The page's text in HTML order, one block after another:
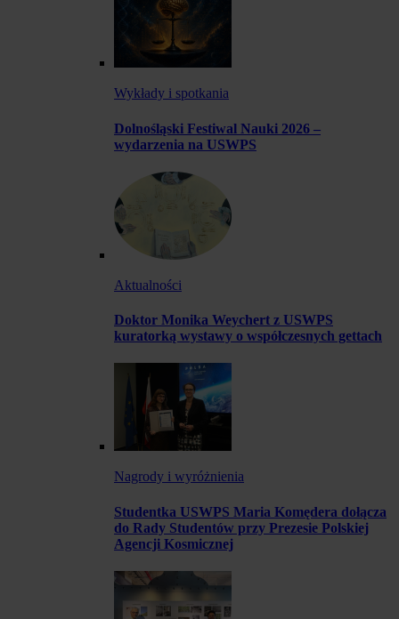
Wykłady i spotkania
Dolnośląski Festiwal Nauki 2026 –
wydarzenia na USWPS
Aktualności
Doktor Monika Weychert z USWPS
kuratorką wystawy o współczesnych gettach
Nagrody i wyróżnienia
Studentka USWPS Maria Komędera dołącza
do Rady Studentów przy Prezesie Polskiej
Agencji Kosmicznej